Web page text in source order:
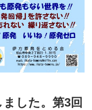
した。第3回